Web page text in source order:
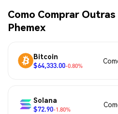
Como Comprar
Phemex
Bitcoin
$64,333.00-0.80%
Solana
$72.90-1.80%